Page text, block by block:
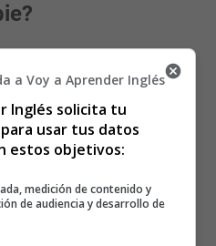
a Voy a Aprender Inglés
Inglés solicita tu
usar tus datos
estos objetivos:
medición de contenido y
de audiencia y desarrollo de